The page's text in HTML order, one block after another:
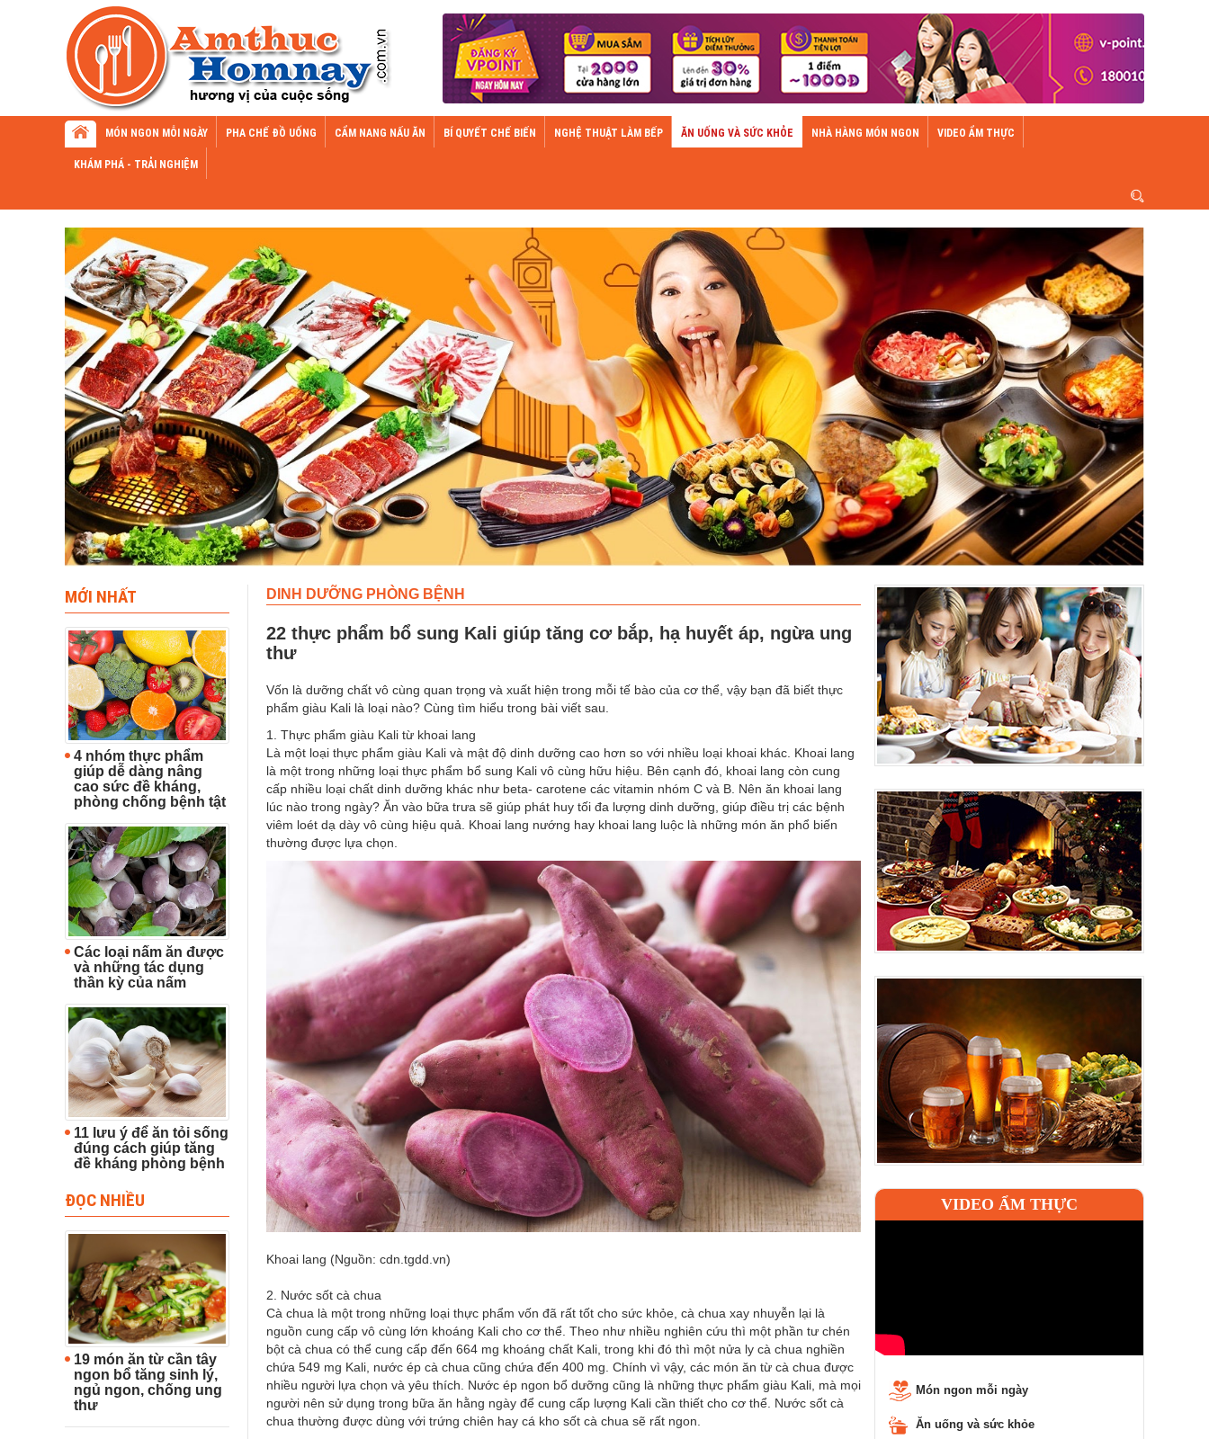
MÓN NGON MỖI NGÀY PHA CHẾ ĐỒ UỐNG CẨM NANG NẤU ĂN BÍ QUYẾT CHẾ BIẾN NGHỆ THUẬT LÀM BẾP ĂN UỐNG VÀ SỨC KHỎE NHÀ HÀNG MÓN NGON VIDEO ẨM THỰC
KHÁM PHÁ - TRẢI NGHIỆM
MỚI NHẤT
4 nhóm thực phẩm
giúp dễ dàng nâng
cao sức đề kháng,
phòng chống bệnh tật
Các loại nấm ăn được
và những tác dụng
thần kỳ của nấm
11 lưu ý để ăn tỏi sống
đúng cách giúp tăng
đề kháng phòng bệnh
ĐỌC NHIỀU
19 món ăn từ cần tây
ngon bổ tăng sinh lý,
ngủ ngon, chống ung
thư
DINH DƯỠNG PHÒNG BỆNH
22 thực phẩm bổ sung Kali giúp tăng cơ bắp, hạ huyết áp, ngừa ung
thư
Vốn là dưỡng chất vô cùng quan trọng và xuất hiện trong mỗi tế bào của cơ thể, vậy bạn đã biết thực
phẩm giàu Kali là loại nào? Cùng tìm hiểu trong bài viết sau.
1. Thực phẩm giàu Kali từ khoai lang
Là một loại thực phẩm giàu Kali và mật độ dinh dưỡng cao hơn so với nhiều loại khoai khác. Khoai lang
là một trong những loại thực phẩm bổ sung Kali vô cùng hữu hiệu. Bên cạnh đó, khoai lang còn cung
cấp nhiều loại chất dinh dưỡng khác như beta- carotene các vitamin nhóm C và B. Nên ăn khoai lang
lúc nào trong ngày? Ăn vào bữa trưa sẽ giúp phát huy tối đa lượng dinh dưỡng, giúp điều trị các bệnh
viêm loét dạ dày vô cùng hiệu quả. Khoai lang nướng hay khoai lang luộc là những món ăn phổ biến
thường được lựa chọn.
Khoai lang (Nguồn: cdn.tgdd.vn)
2. Nước sốt cà chua
Cà chua là một trong những loại thực phẩm vốn đã rất tốt cho sức khỏe, cà chua xay nhuyễn lại là
nguồn cung cấp vô cùng lớn khoáng Kali cho cơ thể. Theo như nhiều nghiên cứu thì một phần tư chén
bột cà chua có thể cung cấp đến 664 mg khoáng chất Kali, trong khi đó thì một nửa ly cà chua nghiền
chứa 549 mg Kali, nước ép cà chua cũng chứa đến 400 mg. Chính vì vậy, các món ăn từ cà chua được
nhiều người lựa chọn và yêu thích. Nước ép ngon bổ dưỡng cũng là những thực phẩm giàu Kali, mà mọi
người nên sử dụng trong bữa ăn hằng ngày để cung cấp lượng Kali cần thiết cho cơ thể. Nước sốt cà
chua thường được dùng với trứng chiên hay cá kho sốt cà chua sẽ rất ngon.
VIDEO ẨM THỰC
Món ngon mỗi ngày
Ăn uống và sức khỏe